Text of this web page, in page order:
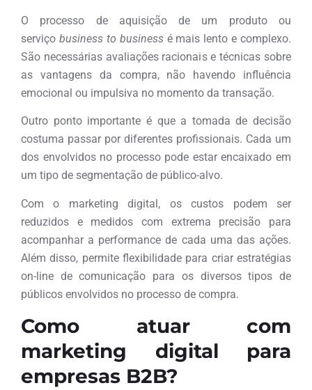
O processo de aquisição de um produto ou
serviço business to businessé mais lento e complexo.
São necessárias avaliações racionais e técnicas sobre
as vantagens da compra, não havendo influência
emocional ou impulsiva no momento da transação.
Outro ponto importante é que a tomada de decisão
costuma passar por diferentes profissionais. Cada um
dos envolvidos no processo pode estar encaixado em
um tipo de segmentação de público-alvo.
Com o marketing digital, os custos podem ser
reduzidos e medidos com extrema precisão para
acompanhar a performance de cada uma das ações.
Além disso, permite flexibilidade para criar estratégias
on-line de comunicação para os diversos tipos de
públicos envolvidos no processo de compra.
Como atuar com
marketing digital para
empresas B2B?